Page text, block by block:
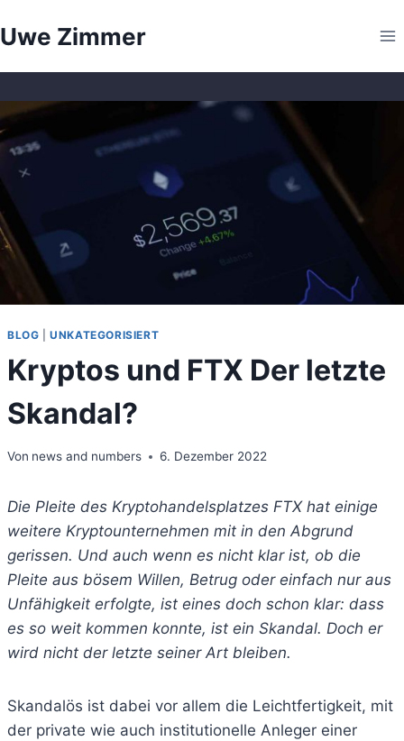
Inhalt
Uwe Zimmer
BLOG |UNKATEGORISIERT
Kryptos und FTX Der letzte
Skandal?
Von news and numbers 6. Dezember 2022
Die Pleite des Kryptohandelsplatzes FTX hat einige
weitere Kryptounternehmen mit in den Abgrund
gerissen. Und auch wenn es nicht klar ist, ob die
Pleite aus bösem Willen, Betrug oder einfach nur aus
Unfähigkeit erfolgte, ist eines doch schon klar: dass
es so weit kommen konnte, ist ein Skandal. Doch er
wird nicht der letzte seiner Art bleiben.
Skandalös ist dabei vor allem die Leichtfertigkeit, mit
der private wie auch institutionelle Anleger einer